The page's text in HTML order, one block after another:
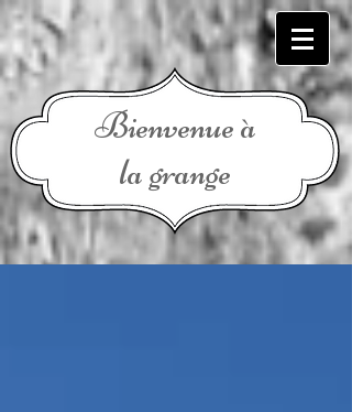
Bienvenue à
la grange